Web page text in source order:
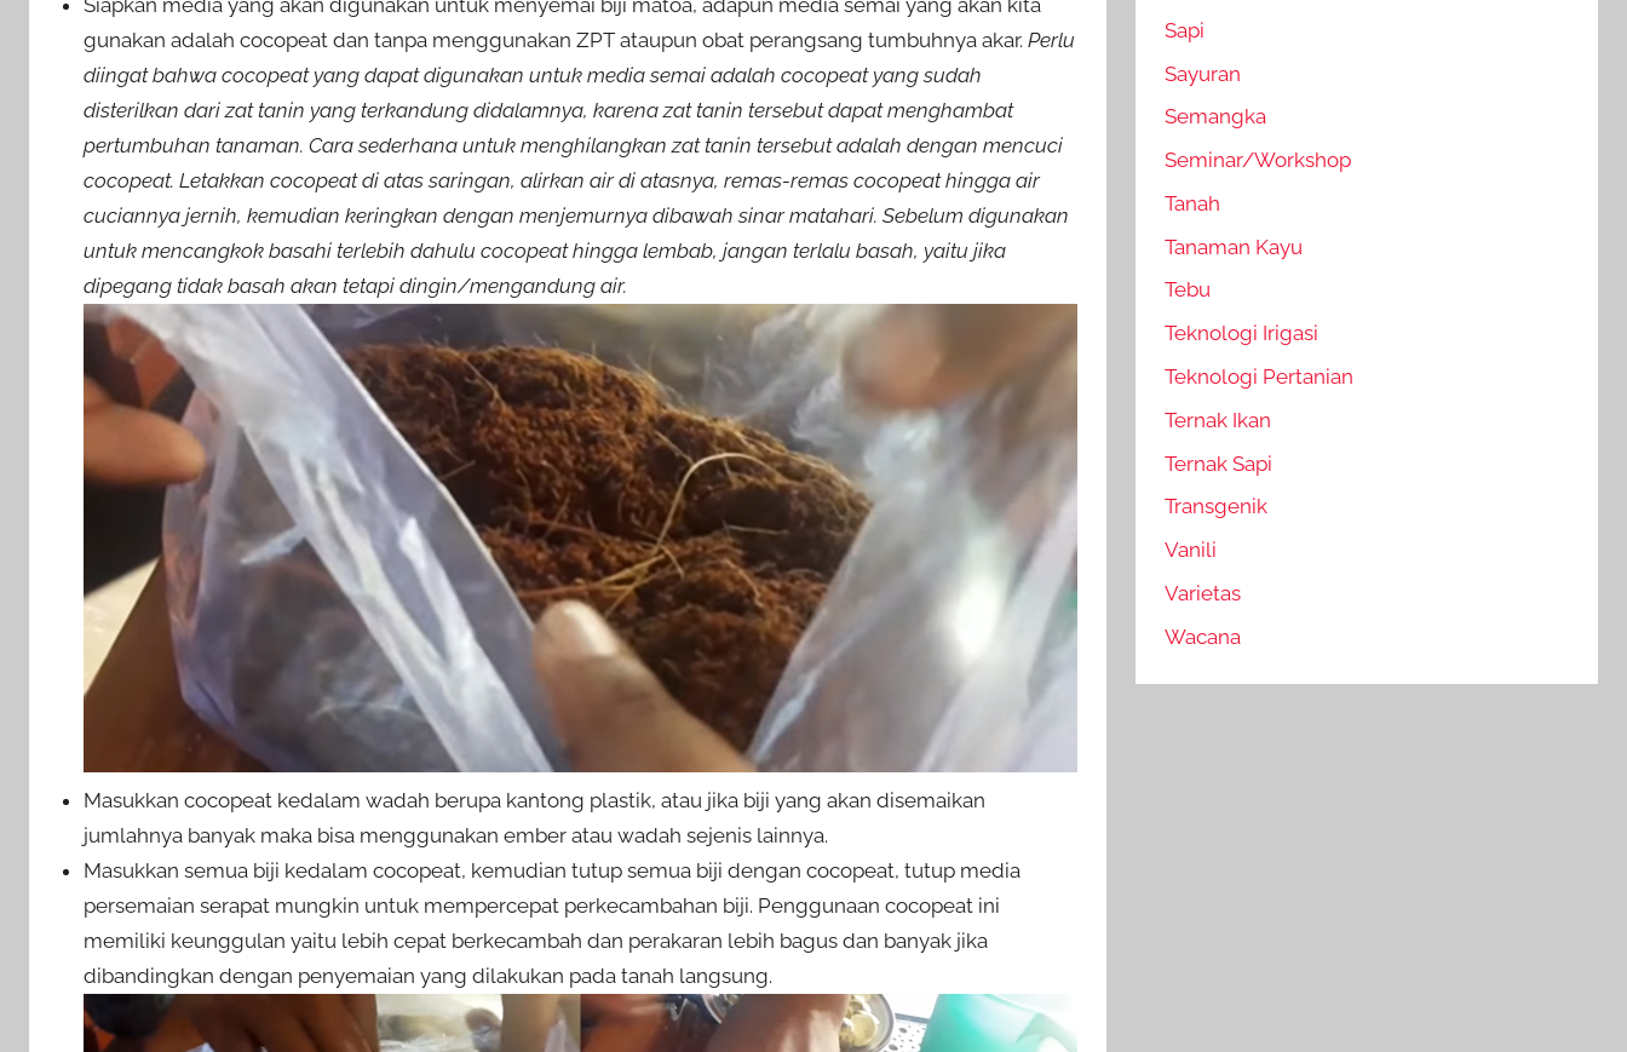
Siapkan media yang akan digunakan untuk menyemai biji matoa, adapun media semai yang akan kita
gunakan adalah cocopeat dan tanpa menggunakan ZPT ataupun obat perangsang tumbuhnya akar.Perlu
diingat bahwa cocopeat yang dapat digunakan untuk media semai adalah cocopeat yang sudah
disterilkan dari zat tanin yang terkandung didalamnya, karena zat tanin tersebut dapat menghambat
pertumbuhan tanaman. Cara sederhana untuk menghilangkan zat tanin tersebut adalah dengan mencuci
cocopeat. Letakkan cocopeat di atas saringan, alirkan air di atasnya, remas-remas cocopeat hingga air
cuciannya jernih, kemudian keringkan dengan menjemurnya dibawah sinar matahari. Sebelum digunakan
untuk mencangkok basahi terlebih dahulu cocopeat hingga lembab, jangan terlalu basah, yaitu jika
dipegang tidak basah akan tetapi dingin/mengandung air.
Masukkan cocopeat kedalam wadah berupa kantong plastik, atau jika biji yang akan disemaikan
jumlahnya banyak maka bisa menggunakan ember atau wadah sejenis lainnya.
Masukkan semua biji kedalam cocopeat, kemudian tutup semua biji dengan cocopeat, tutup media
persemaian serapat mungkin untuk mempercepat perkecambahan biji. Penggunaan cocopeat ini
memiliki keunggulan yaitu lebih cepat berkecambah dan perakaran lebih bagus dan banyak jika
dibandingkan dengan penyemaian yang dilakukan pada tanah langsung.
Sapi
Sayuran
Semangka
Seminar/Workshop
Tanah
Tanaman Kayu
Tebu
Teknologi Irigasi
Teknologi Pertanian
Ternak Ikan
Ternak Sapi
Transgenik
Vanili
Varietas
Wacana